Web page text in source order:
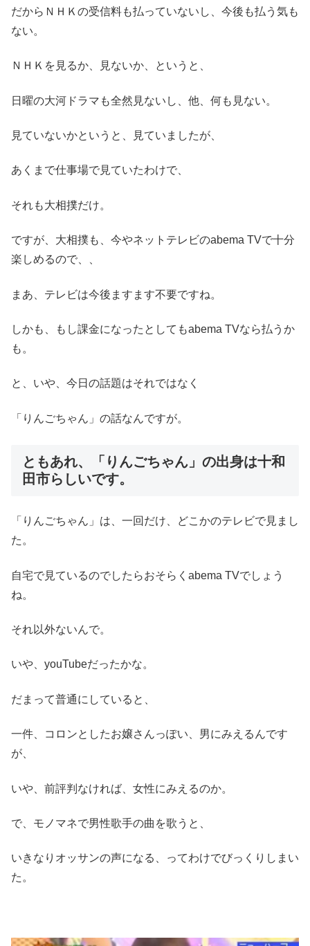
だからＮＨＫの受信料も払っていないし、今後も払う気も
ない。
ＮＨＫを見るか、見ないか、というと、
日曜の大河ドラマも全然見ないし、他、何も見ない。
見ていないかというと、見ていましたが、
あくまで仕事場で見ていたわけで、
それも大相撲だけ。
ですが、大相撲も、今やネットテレビのabema TVで十分
楽しめるので、、
まあ、テレビは今後ますます不要ですね。
しかも、もし課金になったとしてもabema TVなら払うか
も。
と、いや、今日の話題はそれではなく
「りんごちゃん」の話なんですが。
ともあれ、「りんごちゃん」の出身は十和
田市らしいです。
「りんごちゃん」は、一回だけ、どこかのテレビで見まし
た。
自宅で見ているのでしたらおそらくabema TVでしょう
ね。
それ以外ないんで。
いや、youTubeだったかな。
だまって普通にしていると、
一件、コロンとしたお嬢さんっぽい、男にみえるんです
が、
いや、前評判なければ、女性にみえるのか。
で、モノマネで男性歌手の曲を歌うと、
いきなりオッサンの声になる、ってわけでびっくりしまい
た。